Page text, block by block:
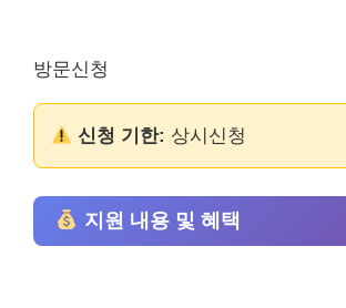
방문신청
신청 기한: 상시신청
지원 내용 및 혜택